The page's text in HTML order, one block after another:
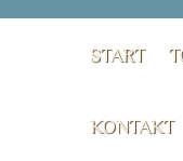
START
KONTAKT